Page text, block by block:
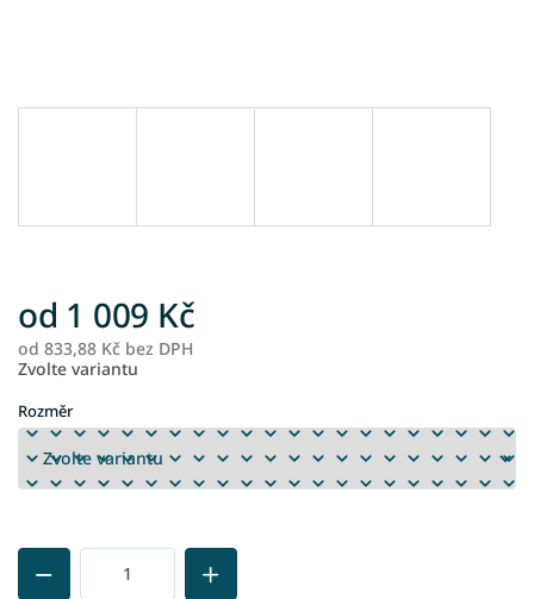
od 1 009 Kč
od 833,88 Kč bez DPH
Zvolte variantu
Rozměr